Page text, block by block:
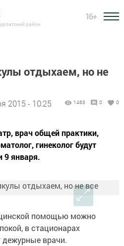
район
16+
отдыхаем, но не
2015 - 10:25 1463 0 0
врач общей практики,
гинеколог будут
9 января.
помощью можно
в стационарах
дежурные врачи.